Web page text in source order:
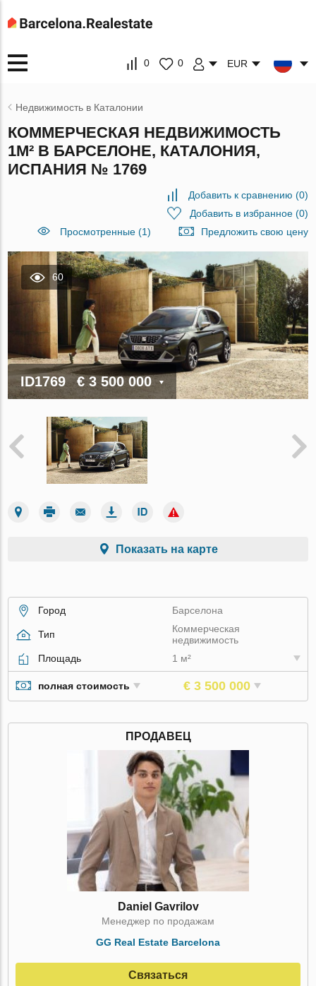
0 0 EUR
Недвижимость в Каталонии
КОММЕРЧЕСКАЯ НЕДВИЖИМОСТЬ
1М² В БАРСЕЛОНЕ, КАТАЛОНИЯ,
ИСПАНИЯ № 1769
Добавить к сравнению (0)
Добавить в избранное(0)
Просмотренные (1)
Предложить свою цену
60
ID1769 € 3 500 000
Показать на карте
Город Барселона
Тип
Коммерческая
недвижимость
Площадь
1 м²
полная стоимость € 3 500 000
ПРОДАВЕЦ
Daniel Gavrilov
Менеджер по продажам
GG Real Estate Barcelona
Связаться